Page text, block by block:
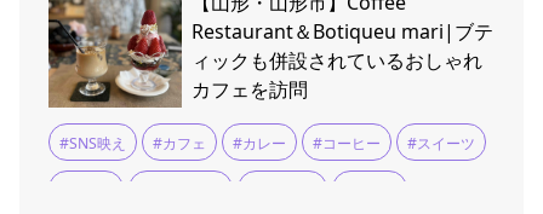
Restaurant＆Botiqueu mari|ブテ
ィックも併設されているおしゃれ
カフェを訪問
#SNS映え #カフェ #カレー #コーヒー #スイーツ